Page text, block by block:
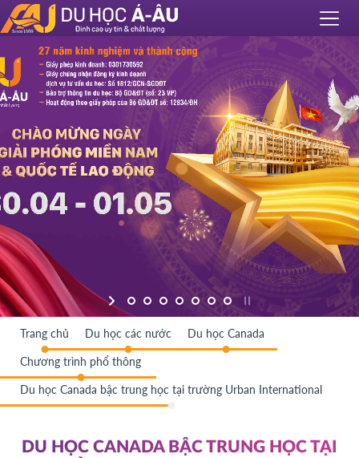
Trang chủ Du học các nước Du học Canada
Chương trình phổ thông
Du học Canada bậc trung học tại trường Urban International
DU HỌC CANADA BẬC TRUNG HỌC TẠI